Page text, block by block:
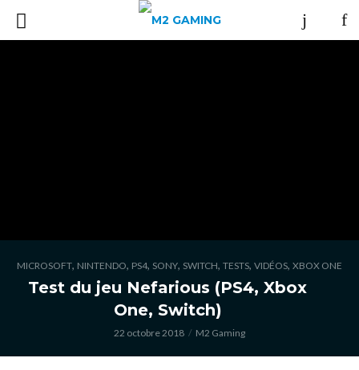
MICROSOFT, NINTENDO, PS4, SONY, SWITCH, TESTS, VIDÉOS, XBOX ONE
Test du jeu Nefarious (PS4, Xbox
One, Switch)
22 octobre 2018 M2 Gaming